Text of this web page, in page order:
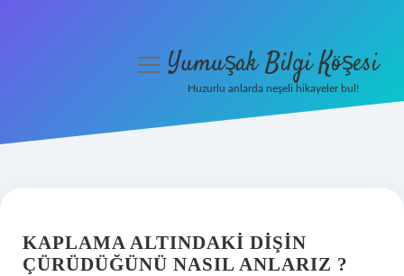
Hakkımızda
menüyüYumuşak Bilgi Köşesi
Huzurlu anlarda neşeli hikayeler bul!
KAPLAMA ALTINDAKI DIŞIN
ÇÜRÜDÜĞÜNÜ NASIL ANLARIZ ?